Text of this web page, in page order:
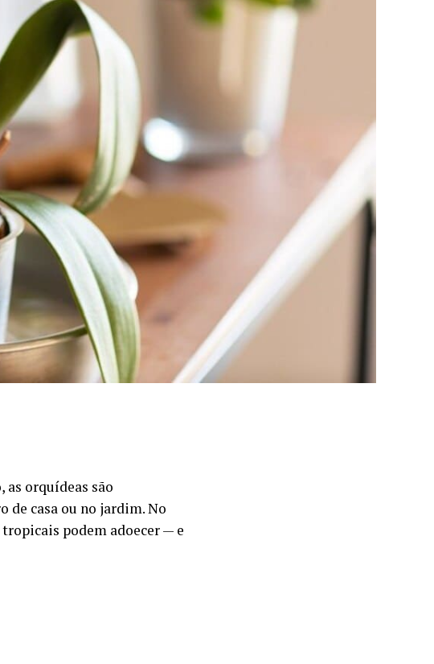
as orquídeas são
de casa ou no jardim. No
podem adoecer — e